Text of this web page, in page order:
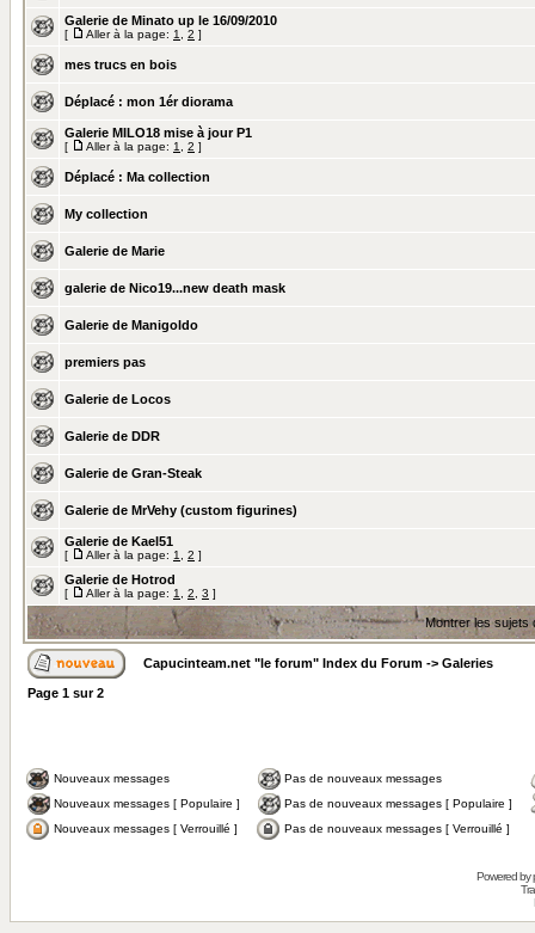
Galerie de Minato up le 16/09/2010
[ Aller à la page: 1 2 ]
mes trucs en bois
Déplacé : mon 1ér diorama
Galerie MILO18 mise à jour P1
[ Aller à la page: 1 2 ]
Déplacé : Ma collection
My collection
Galerie de Marie
galerie de Nico19...new death mask
Galerie de Manigoldo
premiers pas
Galerie de Locos
Galerie de DDR
Galerie de Gran-Steak
Galerie de MrVehy (custom figurines)
Galerie de Kael51
[ Aller à la page: 1 2 ]
Galerie de Hotrod
[ Aller à la page: 1 2 3 ]
Montrer les sujets
Capucinteam.net "le forum" Index du Forum -> Galeries
Page 1 sur2
Nouveaux messages
Pas de nouveaux messages
Nouveaux messages [ Populaire ]
Pas de nouveaux messages [ Populaire ]
Nouveaux messages [ Verrouillé ]
Pas de nouveaux messages [ Verrouillé ]
Powered by